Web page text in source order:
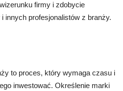
firmy i zdobycie
innych profesjonalistów z branży.
to proces, który wymaga czasu i
inwestować. Określenie marki